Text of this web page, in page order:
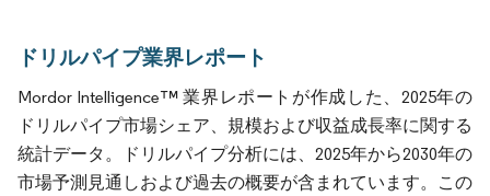
ドリルパイプ業界レポート
Mordor Intelligence™ 業界レポートが作成した、2025年の
ドリルパイプ市場シェア、規模および収益成長率に関する
統計データ。ドリルパイプ分析には、2025年から2030年の
市場予測見通しおよび過去の概要が含まれています。この